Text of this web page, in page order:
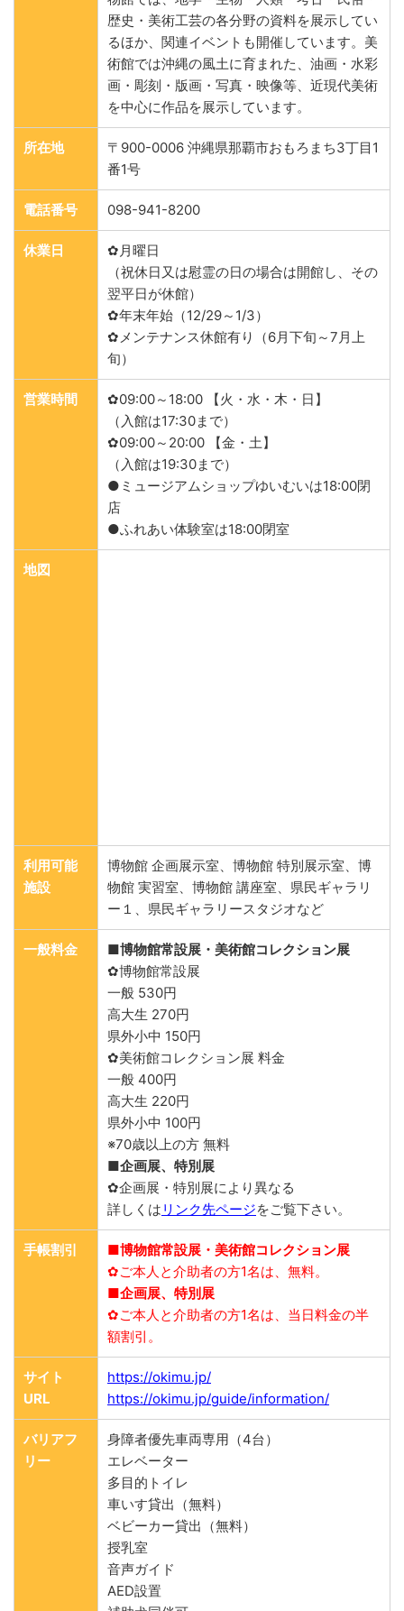
歴史・美術工芸の各分野の資料を展示してい
るほか、関連イベントも開催しています。美
術館では沖縄の風土に育まれた、油画・水彩
画・彫刻・版画・写真・映像等、近現代美術
を中心に作品を展示しています。
所在地
〒900-0006 沖縄県那覇市おもろまち3丁目1
番1号
電話番号 098-941-8200
休業日
✿月曜日
（祝休日又は慰霊の日の場合は開館し、その
翌平日が休館）
✿年末年始（12/29～1/3）
✿メンテナンス休館有り（6月下旬～7月上
旬）
営業時間
✿09:00～18:00 【火・水・木・日】
（入館は17:30まで）
✿09:00～20:00 【金・土】
（入館は19:30まで）
●ミュージアムショップゆいむいは18:00閉
店
●ふれあい体験室は18:00閉室
地図
利用可能
施設
博物館 企画展示室、博物館 特別展示室、博
物館 実習室、博物館 講座室、県民ギャラリ
ー１、県民ギャラリースタジオなど
一般料金
■博物館常設展・美術館コレクション展
✿博物館常設展
一般 530円
高大生 270円
県外小中 150円
✿美術館コレクション展 料金
一般 400円
高大生 220円
県外小中 100円
※70歳以上の方 無料
■企画展、特別展
✿企画展・特別展により異なる
詳しくは リンク先ページをご覧下さい。
手帳割引
■博物館常設展・美術館コレクション展
✿ご本人と介助者の方1名は、無料。
■企画展、特別展
✿ご本人と介助者の方1名は、当日料金の半
額割引。
サイト
URL
https://okimu.jp/
https://okimu.jp/guide/information/
バリアフ
リー
身障者優先車両専用（4台）
エレベーター
多目的トイレ
車いす貸出（無料）
ベビーカー貸出（無料）
授乳室
音声ガイド
AED設置